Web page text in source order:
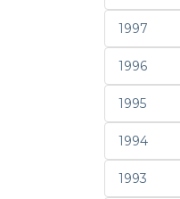
1997
1996
1995
1994
1993